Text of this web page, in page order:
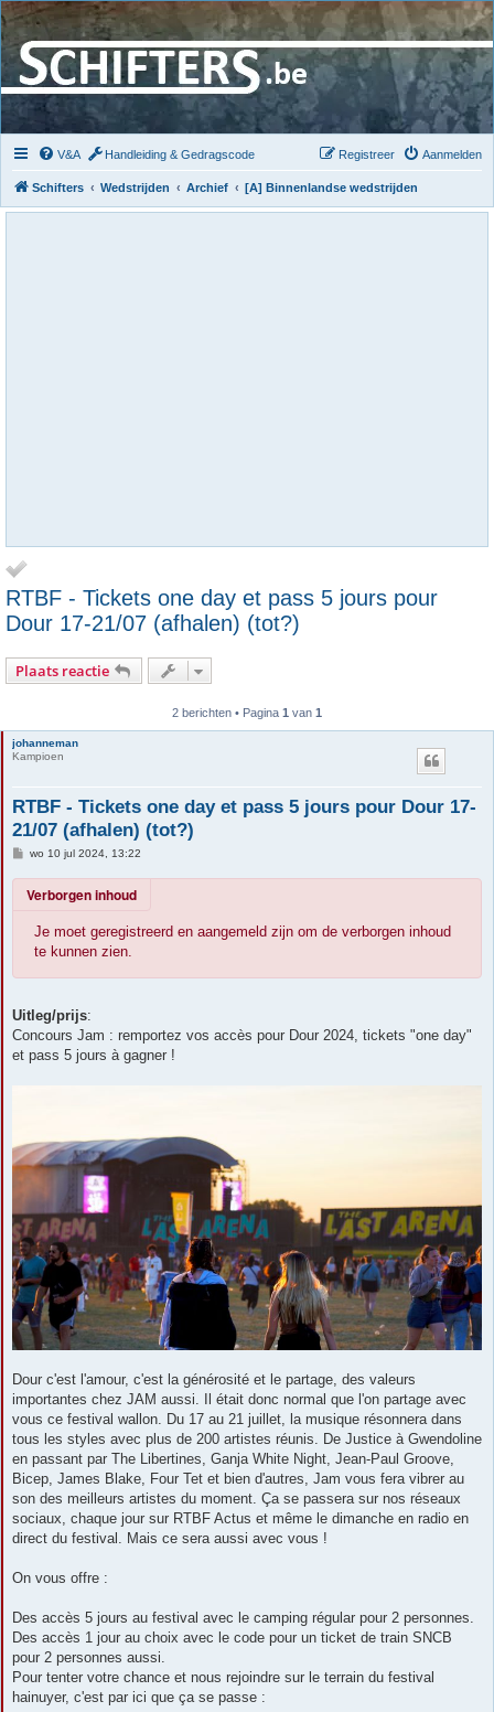
V&A Handleiding & Gedragscode Aanmelden
Registreer
Schifters Wedstrijden Archief [A] Binnenlandse wedstrijden
RTBF - Tickets one day et pass 5 jours pour
Dour 17-21/07 (afhalen) (tot?)
Plaats reactie
2 berichten • Pagina 1 van 1
johanneman
Kampioen
RTBF - Tickets one day et pass 5 jours pour Dour 17-
21/07 (afhalen) (tot?)
B
r
i
wo 10 jul 2024, 13:22
Verborgen inhoud
Je moet geregistreerd en aangemeld zijn om de verborgen inhoud
te kunnen zien.
Uitleg/prijs:
Concours Jam : remportez vos accès pour Dour 2024, tickets "one day"
et pass 5 jours à gagner !
Dour c'est l'amour, c'est la générosité et le partage, des valeurs
importantes chez JAM aussi. Il était donc normal que l'on partage avec
vous ce festival wallon. Du 17 au 21 juillet, la musique résonnera dans
tous les styles avec plus de 200 artistes réunis. De Justice à Gwendoline
en passant par The Libertines, Ganja White Night, Jean-Paul Groove,
Bicep, James Blake, Four Tet et bien d'autres, Jam vous fera vibrer au
son des meilleurs artistes du moment. Ça se passera sur nos réseaux
sociaux, chaque jour sur RTBF Actus et même le dimanche en radio en
direct du festival. Mais ce sera aussi avec vous !
On vous offre :
Des accès 5 jours au festival avec le camping régular pour 2 personnes.
Des accès 1 jour au choix avec le code pour un ticket de train SNCB
pour 2 personnes aussi.
Pour tenter votre chance et nous rejoindre sur le terrain du festival
hainuyer, c'est par ici que ça se passe :